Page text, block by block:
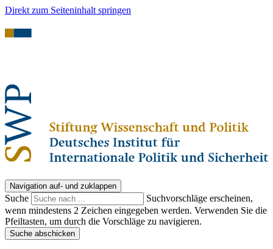
Direkt zum Seiteninhalt springen
Navigation auf- und zuklappen
Suche
Suchvorschläge erscheinen,
wenn mindestens 2 Zeichen eingegeben werden. Verwenden Sie die
Pfeiltasten, um durch die Vorschläge zu navigieren.
Suche abschicken